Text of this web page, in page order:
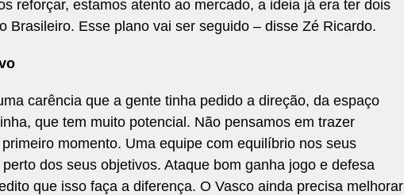
reforçar, estamos atento ao mercado, a ideia já era ter dois
Brasileiro. Esse plano vai ser seguido – disse Zé Ricardo.
carência que a gente tinha pedido a direção, da espaço
que tem muito potencial. Não pensamos em trazer
momento. Uma equipe com equilíbrio nos seus
dos seus objetivos. Ataque bom ganha jogo e defesa
que isso faça a diferença. O Vasco ainda precisa melhorar